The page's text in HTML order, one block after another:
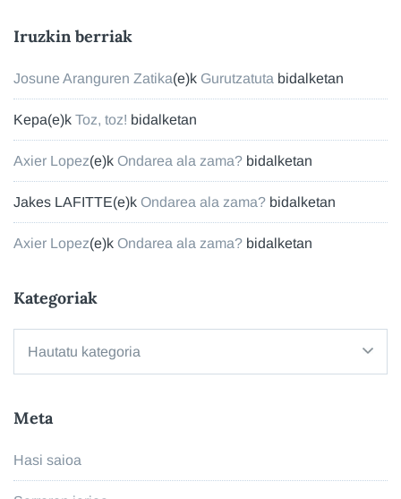
Iruzkin berriak
Josune Aranguren Zatika(e)k Gurutzatuta bidalketan
Kepa(e)k Toz, toz! bidalketan
Axier Lopez(e)k Ondarea ala zama? bidalketan
Jakes LAFITTE(e)k Ondarea ala zama? bidalketan
Axier Lopez(e)k Ondarea ala zama? bidalketan
Kategoriak
Meta
Hasi saioa